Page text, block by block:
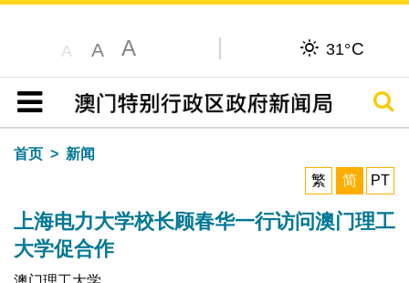
A A A 31°C
目录
搜寻
首页
新闻
繁
简 PT
上海电力大学校长顾春华一行访问澳门理工
大学促合作